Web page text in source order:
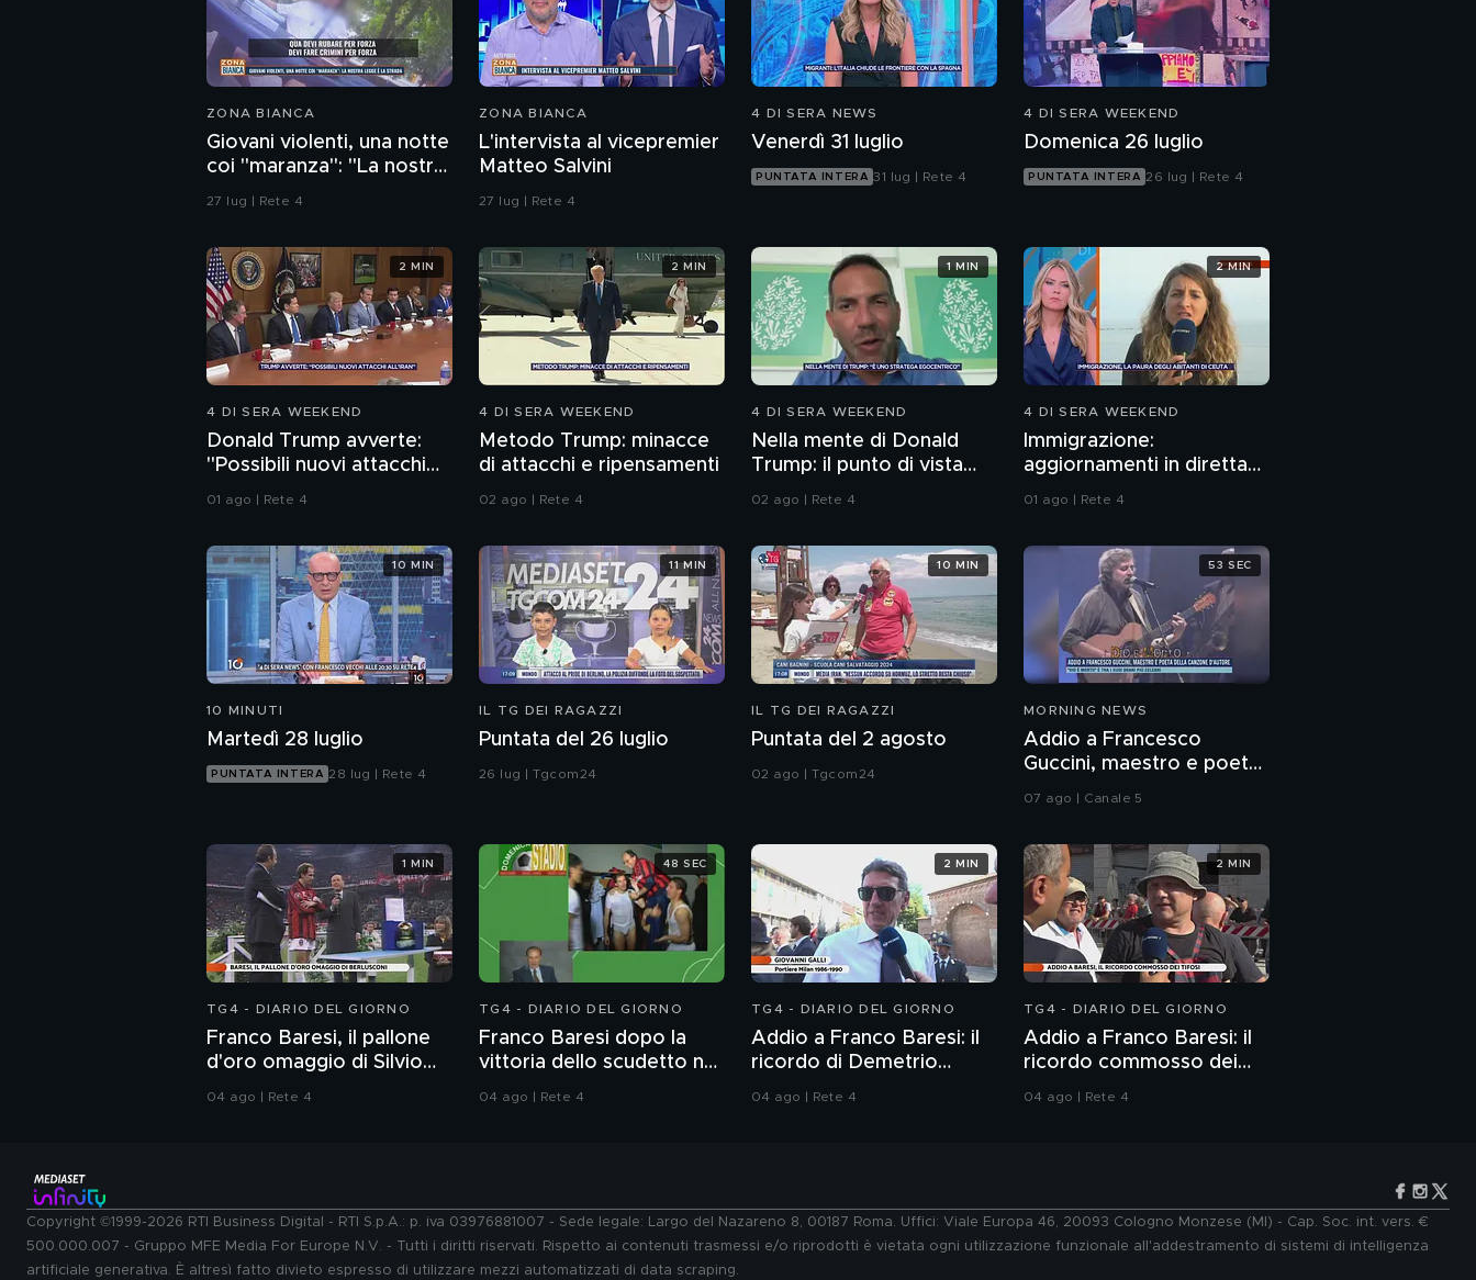
ZONA BIANCA
Giovani violenti, una notte
coi "maranza": "La nostra
legge è la strada"
27 lug | Rete 4
ZONA BIANCA
L'intervista al vicepremier
Matteo Salvini
27 lug | Rete 4
4 DI SERA NEWS
Venerdì 31 luglio
PUNTATA INTERA 31 lug | Rete 4
4 DI SERA WEEKEND
Domenica 26 luglio
PUNTATA INTERA 26 lug | Rete 4
4 DI SERA WEEKEND
Donald Trump avverte:
"Possibili nuovi attacchi
all'Iran"
01 ago | Rete 4
2 MIN
4 DI SERA WEEKEND
Metodo Trump: minacce
di attacchi e ripensamenti
02 ago | Rete 4
2 MIN
4 DI SERA WEEKEND
Nella mente di Donald
Trump: il punto di vista
dello psichiatra Leonardo
02 ago | Rete 4
1 MIN
4 DI SERA WEEKEND
Immigrazione:
aggiornamenti in diretta
da Ceuta
01 ago | Rete 4
2 MIN
10 MINUTI
Martedì 28 luglio
PUNTATA INTERA 28 lug | Rete 4
10 MIN
IL TG DEI RAGAZZI
Puntata del 26 luglio
26 lug | Tgcom24
11 MIN
IL TG DEI RAGAZZI
Puntata del 2 agosto
02 ago | Tgcom24
10 MIN
MORNING NEWS
Addio a Francesco
Guccini, maestro e poeta
della canzone d'autore
07 ago | Canale 5
53 SEC
TG4 - DIARIO DEL GIORNO
Franco Baresi, il pallone
d'oro omaggio di Silvio
Berlusconi
04 ago | Rete 4
1 MIN
TG4 - DIARIO DEL GIORNO
Franco Baresi dopo la
vittoria dello scudetto nel
04 ago | Rete 4
48 SEC
TG4 - DIARIO DEL GIORNO
Addio a Franco Baresi: il
ricordo di Demetrio
Albertini, Clarence
04 ago | Rete 4
2 MIN
TG4 - DIARIO DEL GIORNO
Addio a Franco Baresi: il
ricordo commosso dei
04 ago | Rete 4
2 MIN
Copyright ©1999-2026 RTI Business Digital - RTI S.p.A.: p. iva 03976881007 - Sede legale: Largo del Nazareno 8, 00187 Roma. Uffici: Viale Europa 46, 20093 Cologno Monzese (MI) - Cap. Soc. int. vers. €
500.000.007 - Gruppo MFE Media For Europe N.V. - Tutti i diritti riservati. Rispetto ai contenuti trasmessi e/o riprodotti è vietata ogni utilizzazione funzionale all'addestramento di sistemi di intelligenza
artificiale generativa. È altresì fatto divieto espresso di utilizzare mezzi automatizzati di data scraping.